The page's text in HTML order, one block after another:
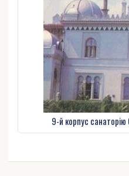
9-й корпус санаторію